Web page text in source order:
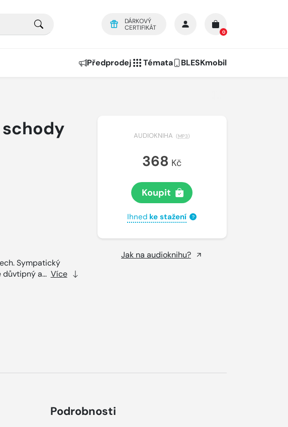
DÁRKOVÝ
CERTIFIKÁT
0
Předprodej Témata BLESKmobil
Sympatický
důvtipný a... Více
AUDIOKNIHA (MP3)
368 Kč
Koupit
Ihned ke stažení ?
Jak na audioknihu?
Podrobnosti